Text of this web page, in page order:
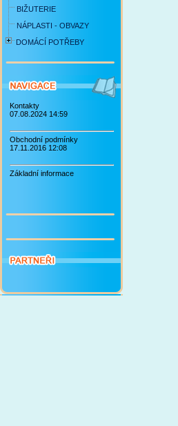
BIŽUTERIE
NÁPLASTI - OBVAZY
DOMÁCÍ POTŘEBY
Kontakty
07.08.2024 14:59
Obchodní podmínky
17.11.2016 12:08
Základní informace